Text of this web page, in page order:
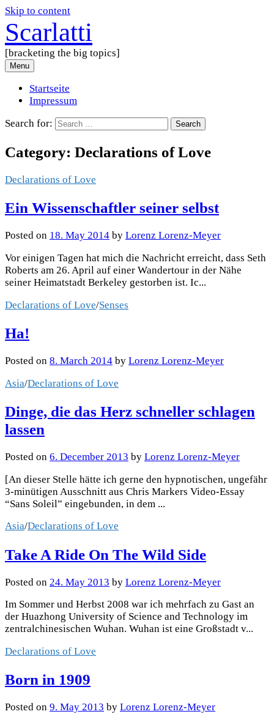
Skip to content
Scarlatti
[bracketing the big topics]
Menu
Startseite
Impressum
Search for:
Category: Declarations of Love
Declarations of Love
Ein Wissenschaftler seiner selbst
Posted on 18. May 2014 by Lorenz Lorenz-Meyer
Vor einigen Tagen hat mich die Nachricht erreicht, dass Seth
Roberts am 26. April auf einer Wandertour in der Nähe
seiner Heimatstadt Berkeley gestorben ist. Ic...
Declarations of Love/Senses
Ha!
Posted on 8. March 2014 by Lorenz Lorenz-Meyer
Asia/Declarations of Love
Dinge, die das Herz schneller schlagen
lassen
Posted on 6. December 2013 by Lorenz Lorenz-Meyer
[An dieser Stelle hätte ich gerne den hypnotischen, ungefähr
3-minütigen Ausschnitt aus Chris Markers Video-Essay
“Sans Soleil” eingebunden, in dem ...
Asia/Declarations of Love
Take A Ride On The Wild Side
Posted on 24. May 2013 by Lorenz Lorenz-Meyer
Im Sommer und Herbst 2008 war ich mehrfach zu Gast an
der Huazhong University of Science and Technology im
zentralchinesischen Wuhan. Wuhan ist eine Großstadt v...
Declarations of Love
Born in 1909
Posted on 9. May 2013 by Lorenz Lorenz-Meyer